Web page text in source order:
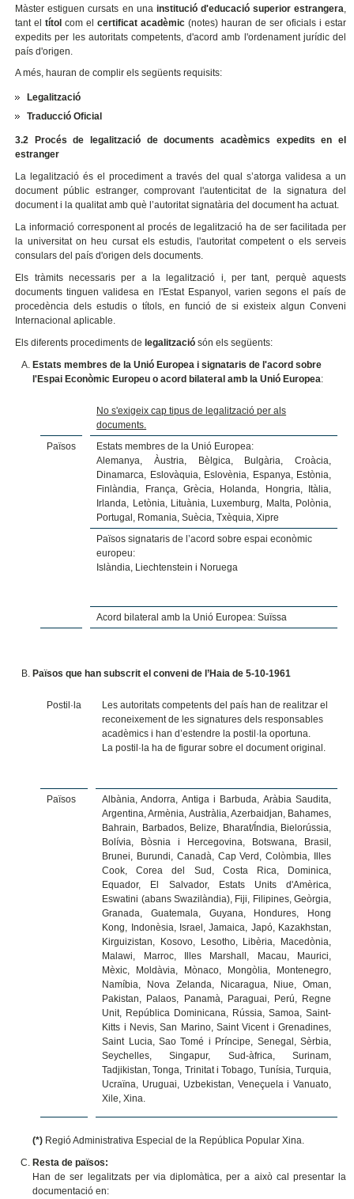
Màster estiguen cursats en una institució d'educació superior estrangera
tant eltítol com elcertificat acadèmic(notes) hauran de ser oficials i estar
expedits per les autoritats competents, d'acord amb l'ordenament jurídic del
país d'origen.
A més, hauran de complir els següents requisits:
Legalització
Traducció Oficial
3.2 Procés de legalització de documents acadèmics expedits en el
estranger
La legalització és el procediment a través del qual s’atorga validesa a un
document públic estranger, comprovant l'autenticitat de la signatura del
document i la qualitat amb què l’autoritat signatària del document ha actuat.
La informació corresponent al procés de legalització ha de ser facilitada per
la universitat on heu cursat els estudis, l'autoritat competent o els serveis
consulars del país d'origen dels documents.
Els tràmits necessaris per a la legalització i, per tant, perquè aquests
documents tinguen validesa en l'Estat Espanyol, varien segons el país de
procedència dels estudis o títols, en funció de si existeix algun Conveni
Internacional aplicable.
Els diferents procediments de legalitzaciósón els següents:
Estats membres de la Unió Europea i signataris de l'acord sobre
l'Espai Econòmic Europeu o acord bilateral amb la Unió Europea:
No s'exigeix cap tipus de legalització per als
documents.
Països
Estats membres de la Unió Europea:
Alemanya, Àustria, Bèlgica, Bulgària, Croàcia,
Dinamarca, Eslovàquia, Eslovènia, Espanya, Estònia,
Finlàndia, França, Grècia, Holanda, Hongria, Itàlia,
Irlanda, Letònia, Lituània, Luxemburg, Malta, Polònia,
Portugal, Romania, Suècia, Txèquia, Xipre
Països signataris de l’acord sobre espai econòmic
europeu:
Islàndia, Liechtenstein i Noruega
Acord bilateral amb la Unió Europea: Suïssa
Països que han subscrit el conveni de l’Haia de 5-10-1961
Postil·la
Les autoritats competents del país han de realitzar el
reconeixement de les signatures dels responsables
acadèmics i han d’estendre la postil·la oportuna.
La postil·la ha de figurar sobre el document original.
Països
Albània, Andorra, Antiga i Barbuda, Aràbia Saudita,
Argentina, Armènia, Austràlia, Azerbaidjan, Bahames,
Bahrain, Barbados, Belize, Bharat/Índia, Bielorússia,
Bolívia, Bòsnia i Hercegovina, Botswana, Brasil,
Brunei, Burundi, Canadà, Cap Verd, Colòmbia, Illes
Cook, Corea del Sud, Costa Rica, Dominica,
Equador, El Salvador, Estats Units d'Amèrica,
Eswatini (abans Swazilàndia), Fiji, Filipines, Geòrgia,
Granada, Guatemala, Guyana, Hondures, Hong
Kong, Indonèsia, Israel, Jamaica, Japó, Kazakhstan,
Kirguizistan, Kosovo, Lesotho, Libèria, Macedònia,
Malawi, Marroc, Illes Marshall, Macau, Maurici,
Mèxic, Moldàvia, Mònaco, Mongòlia, Montenegro,
Namíbia, Nova Zelanda, Nicaragua, Niue, Oman,
Pakistan, Palaos, Panamà, Paraguai, Perú, Regne
Unit, República Dominicana, Rússia, Samoa, Saint-
Kitts i Nevis, San Marino, Saint Vicent i Grenadines,
Saint Lucia, Sao Tomé i Príncipe, Senegal, Sèrbia,
Seychelles, Singapur, Sud-àfrica, Surinam,
Tadjikistan, Tonga, Trinitat i Tobago, Tunísia, Turquia,
Ucraïna, Uruguai, Uzbekistan, Veneçuela i Vanuato,
Xile, Xina.
(*) Regió Administrativa Especial de la República Popular Xina.
Resta de països:
Han de ser legalitzats per via diplomàtica, per a això cal presentar la
documentació en: